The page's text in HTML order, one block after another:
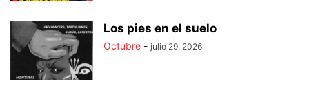
Los pies en el suelo
Octubre - julio 29, 2026